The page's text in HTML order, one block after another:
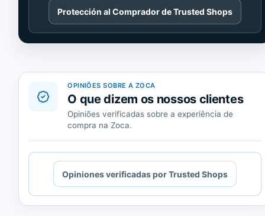
Cargando
contenido
de
Trusted
Protección al Comprador de Trusted Shops
OPINIÕES SOBRE A ZOCA
O que dizem os nossos clientes
Opiniões verificadas sobre a experiência de
compra na Zoca.
Cargando
contenido
de
Trusted
Opiniones verificadas por Trusted Shops